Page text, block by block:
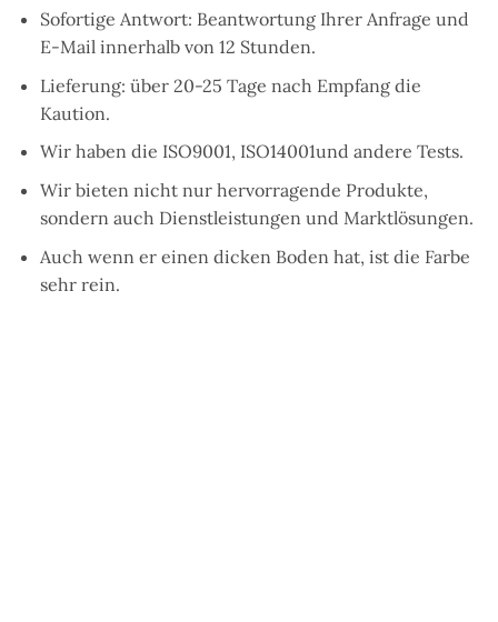
Sofortige Antwort: Beantwortung Ihrer Anfrage und
E-Mail innerhalb von 12 Stunden.
Lieferung: über20-25 Tage nach Empfangdie
Kaution.
Wir haben die ISO9001, ISO14001und andere Tests.
Wir bieten nicht nur hervorragende Produkte,
sondern auch Dienstleistungen und Marktlösungen.
Auch wenn er einen dicken Boden hat, ist die Farbe
sehr rein.